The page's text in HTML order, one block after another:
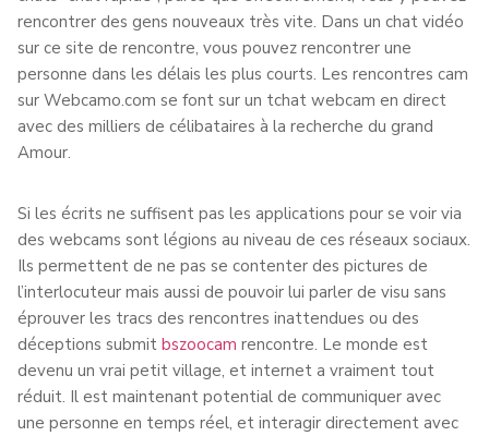
rencontrer des gens nouveaux très vite. Dans un chat vidéo
sur ce site de rencontre, vous pouvez rencontrer une
personne dans les délais les plus courts. Les rencontres cam
sur Webcamo.com se font sur un tchat webcam en direct
avec des milliers de célibataires à la recherche du grand
Amour.
Si les écrits ne suffisent pas les applications pour se voir via
des webcams sont légions au niveau de ces réseaux sociaux.
Ils permettent de ne pas se contenter des pictures de
l’interlocuteur mais aussi de pouvoir lui parler de visu sans
éprouver les tracs des rencontres inattendues ou des
déceptions submit bszoocam rencontre. Le monde est
devenu un vrai petit village, et internet a vraiment tout
réduit. Il est maintenant potential de communiquer avec
une personne en temps réel, et interagir directement avec